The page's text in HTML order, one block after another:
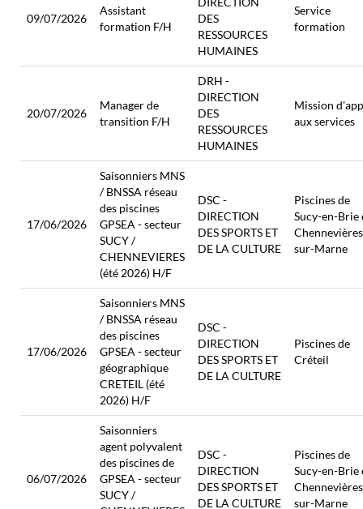
09/07/2026
Assistant
formation F/H
DES
RESSOURCES
HUMAINES
Service
formation
20/07/2026
Manager de
transition F/H
DRH -
DIRECTION
DES
RESSOURCES
HUMAINES
Mission
aux services
17/06/2026
Saisonniers MNS
/ BNSSA réseau
des piscines
GPSEA - secteur
SUCY /
CHENNEVIERES
(été 2026) H/F
DSC -
DIRECTION
DES SPORTS ET
DE LA CULTURE
Piscines de
Sucy-en-Brie
sur-Marne
17/06/2026
Saisonniers MNS
/ BNSSA réseau
des piscines
GPSEA - secteur
géographique
CRETEIL (été
2026) H/F
DSC -
DIRECTION
DES SPORTS ET
DE LA CULTURE
Piscines de
Créteil
06/07/2026
Saisonniers
agent polyvalent
des piscines de
GPSEA - secteur
SUCY /
DSC -
DIRECTION
DES SPORTS ET
DE LA CULTURE
Piscines de
Sucy-en-Brie
sur-Marne